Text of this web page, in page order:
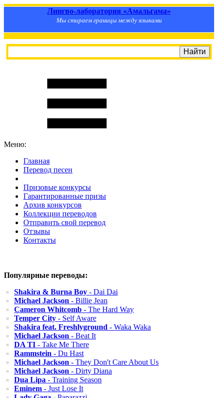
Лингво-лаборатория «Амальгама»
Мы стираем границы между языками
Меню:
Главная
Перевод песен
Призовые конкурсы
Гарантированные призы
Архив конкурсов
Коллекции переводов
Отправить свой перевод
Отзывы
Контакты
Популярные переводы:
Shakira & Burna Boy - Dai Dai
Michael Jackson - Billie Jean
Cameron Whitcomb - The Hard Way
Temper City - Self Aware
Shakira feat. Freshlyground - Waka Waka
Michael Jackson - Beat It
DA TI - Take Me There
Rammstein - Du Hast
Michael Jackson - They Don't Care About Us
Michael Jackson - Dirty Diana
Dua Lipa - Training Season
Eminem - Just Lose It